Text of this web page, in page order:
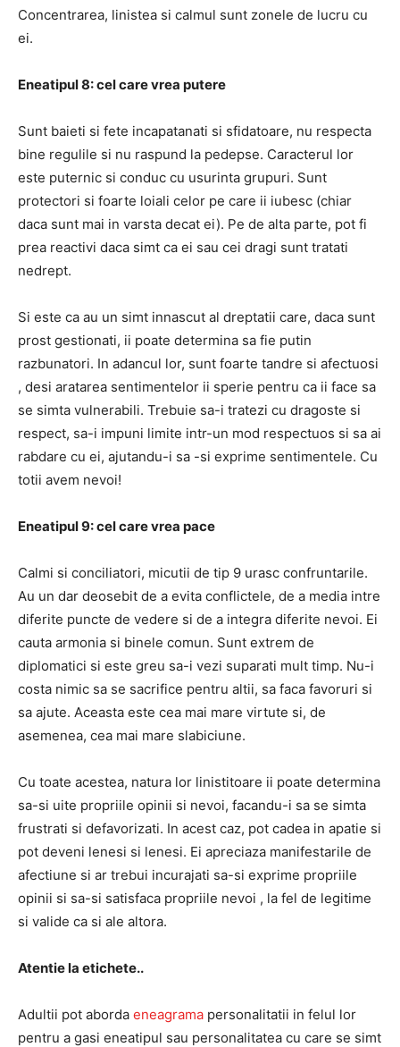
Concentrarea, linistea si calmul sunt zonele de lucru cu
ei.
Eneatipul 8: cel care vrea putere
Sunt baieti si fete incapatanati si sfidatoare, nu respecta
bine regulile si nu raspund la pedepse. Caracterul lor
este puternic si conduc cu usurinta grupuri. Sunt
protectori si foarte loiali celor pe care ii iubesc (chiar
daca sunt mai in varsta decat ei). Pe de alta parte, pot fi
prea reactivi daca simt ca ei sau cei dragi sunt tratati
nedrept.
Si este ca au un simt innascut al dreptatii care, daca sunt
prost gestionati, ii poate determina sa fie putin
razbunatori. In adancul lor, sunt foarte tandre si afectuosi
, desi aratarea sentimentelor ii sperie pentru ca ii face sa
se simta vulnerabili. Trebuie sa-i tratezi cu dragoste si
respect, sa-i impuni limite intr-un mod respectuos si sa ai
rabdare cu ei, ajutandu-i sa -si exprime sentimentele. Cu
totii avem nevoi!
Eneatipul 9: cel care vrea pace
Calmi si conciliatori, micutii de tip 9 urasc confruntarile.
Au un dar deosebit de a evita conflictele, de a media intre
diferite puncte de vedere si de a integra diferite nevoi. Ei
cauta armonia si binele comun. Sunt extrem de
diplomatici si este greu sa-i vezi suparati mult timp. Nu-i
costa nimic sa se sacrifice pentru altii, sa faca favoruri si
sa ajute. Aceasta este cea mai mare virtute si, de
asemenea, cea mai mare slabiciune.
Cu toate acestea, natura lor linistitoare ii poate determina
sa-si uite propriile opinii si nevoi, facandu-i sa se simta
frustrati si defavorizati. In acest caz, pot cadea in apatie si
pot deveni lenesi si lenesi. Ei apreciaza manifestarile de
afectiune si ar trebui incurajati sa-si exprime propriile
opinii si sa-si satisfaca propriile nevoi , la fel de legitime
si valide ca si ale altora.
Atentie la etichete..
Adultii pot aborda eneagrama personalitatii in felul lor
pentru a gasi eneatipul sau personalitatea cu care se simt